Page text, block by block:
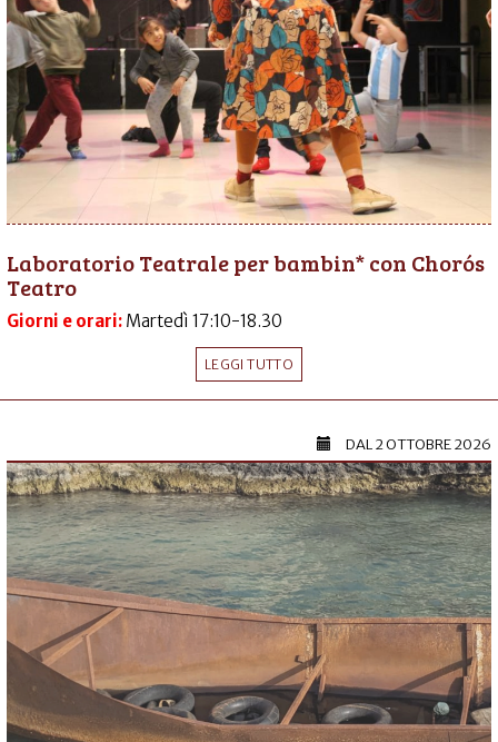
Laboratorio Teatrale per bambin* con Chorós
Teatro
Giorni e orari: Martedì 17:10-18.30
LEGGI TUTTO
DAL2 OTTOBRE 2026